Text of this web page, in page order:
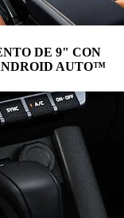
DE 9" CON
AUTO™